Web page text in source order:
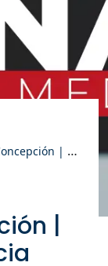
en las pymes locales no llegaría al 30%
|